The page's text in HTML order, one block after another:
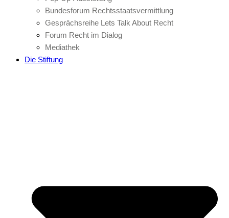
Bundesforum Rechtsstaatsvermittlung
Gesprächsreihe Lets Talk About Recht
Forum Recht im Dialog
Mediathek
Die Stiftung